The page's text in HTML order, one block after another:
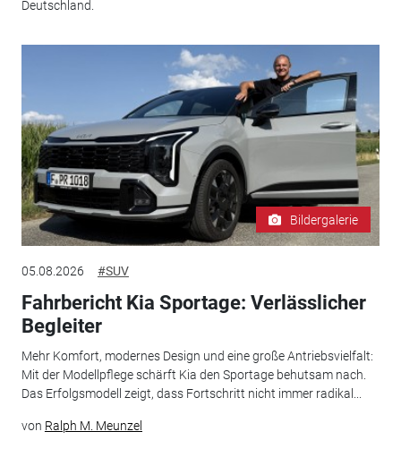
Deutschland.
Bildergalerie
05.08.2026 #SUV
Fahrbericht Kia Sportage: Verlässlicher
Begleiter
Mehr Komfort, modernes Design und eine große Antriebsvielfalt:
Mit der Modellpflege schärft Kia den Sportage behutsam nach.
Das Erfolgsmodell zeigt, dass Fortschritt nicht immer radikal...
von Ralph M. Meunzel